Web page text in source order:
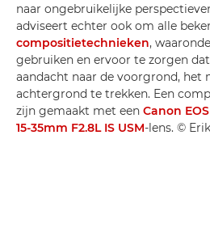
naar ongebruikelijke
adviseert echter ook om alle
compositietechnieken,
gebruiken en ervoor te zorgen
aandacht naar de voorgrond, het
achtergrond te trekken. Een
zijn gemaakt met een Canon
15-35mm F2.8L IS USM-lens. ©